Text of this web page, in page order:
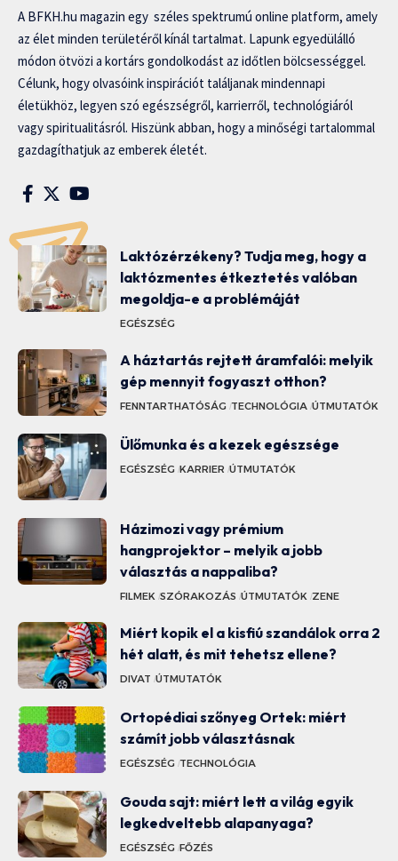
A BFKH.hu magazin egy széles spektrumú online platform, amely
az élet minden területéről kínál tartalmat. Lapunk egyedülálló
módon ötvözi a kortárs gondolkodást az időtlen bölcsességgel.
Célunk, hogy olvasóink inspirációt találjanak mindennapi
életükhöz, legyen szó egészségről, karrierről, technológiáról
vagy spiritualitásról. Hiszünk abban, hogy a minőségi tartalommal
gazdagíthatjuk az emberek életét.
Laktózérzékeny? Tudja meg, hogy a
laktózmentes étkeztetés valóban
megoldja-e a problémáját
EGÉSZSÉG
A háztartás rejtett áramfalói: melyik
gép mennyit fogyaszt otthon?
FENNTARTHATÓSÁG TECHNOLÓGIA ÚTMUTATÓK
Ülőmunka és a kezek egészsége
EGÉSZSÉG KARRIER ÚTMUTATÓK
Házimozi vagy prémium
hangprojektor – melyik a jobb
választás a nappaliba?
FILMEK SZÓRAKOZÁS ÚTMUTATÓK ZENE
Miért kopik el a kisfiú szandálok orra 2
hét alatt, és mit tehetsz ellene?
DIVAT ÚTMUTATÓK
Ortopédiai szőnyeg Ortek: miért
számít jobb választásnak
EGÉSZSÉG TECHNOLÓGIA
Gouda sajt: miért lett a világ egyik
legkedveltebb alapanyaga?
EGÉSZSÉG FŐZÉS